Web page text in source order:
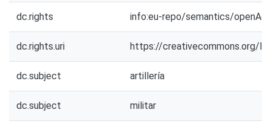
dc.rights info:eu-repo/semantics/
dc.rights.uri https://creativecommons.org/
dc.subject artillería
dc.subject militar